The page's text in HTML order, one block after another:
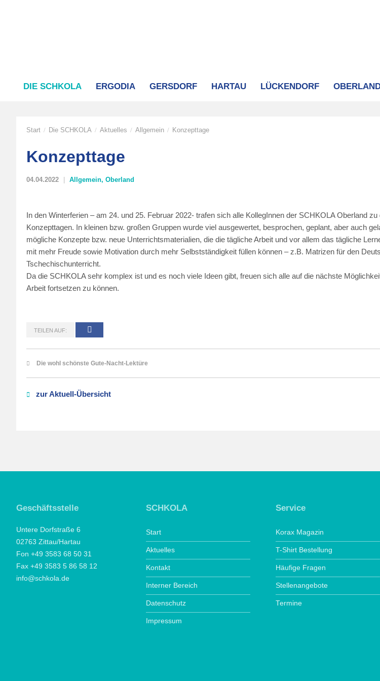
DIE SCHKOLA ERGODIA GERSDORF HARTAU LÜCKENDORF
Start / Die SCHKOLA / Aktuelles / Allgemein / Konzepttage
Konzepttage
04.04.2022 Allgemein, Oberland
In den Winterferien – am 24. und 25. Februar 2022- trafen sich alle KollegInnen der SCHKOLA Oberland zu
Konzepttagen. In kleinen bzw. großen Gruppen wurde viel ausgewertet, besprochen, geplant, aber auch
mögliche Konzepte bzw. neue Unterrichtsmaterialien, die die tägliche Arbeit und vor allem das tägliche
mit mehr Freude sowie Motivation durch mehr Selbstständigkeit füllen können – z.B. Matrizen für den
Tschechischunterricht.
Da die SCHKOLA sehr komplex ist und es noch viele Ideen gibt, freuen sich alle auf die nächste
Arbeit fortsetzen zu können.
TEILEN AUF:
Die wohl schönste Gute-Nacht-Lektüre
zur Aktuell-Übersicht
Geschäftsstelle
Untere Dorfstraße 6
02763 Zittau/Hartau
Fon +49 3583 68 50 31
Fax +49 3583 5 86 58 12
info@schkola.de
SCHKOLA
Start
Aktuelles
Kontakt
Interner Bereich
Datenschutz
Impressum
Service
Korax Magazin
T-Shirt Bestellung
Häufige Fragen
Stellenangebote
Termine